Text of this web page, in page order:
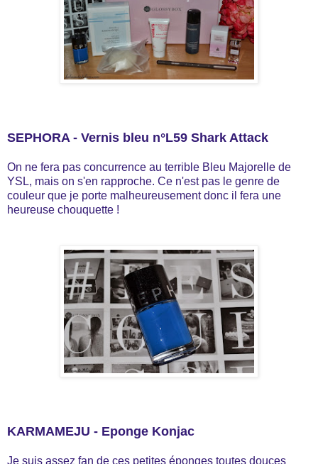
SEPHORA - Vernis bleu n°L59 Shark Attack
On ne fera pas concurrence au terrible Bleu Majorelle de
YSL, mais on s'en rapproche. Ce n'est pas le genre de
couleur que je porte malheureusement donc il fera une
heureuse chouquette !
KARMAMEJU - Eponge Konjac
Je suis assez fan de ces petites éponges toutes douces